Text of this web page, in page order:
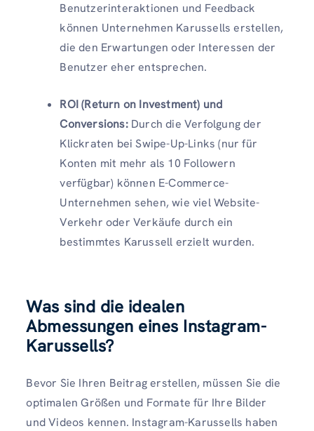
Benutzerinteraktionen und Feedback
können Unternehmen Karussells erstellen,
die den Erwartungen oder Interessen der
Benutzer eher entsprechen.
ROI (Return on Investment) und
Conversions: Durch die Verfolgung der
Klickraten bei Swipe-Up-Links (nur für
Konten mit mehr als 10 Followern
verfügbar) können E-Commerce-
Unternehmen sehen, wie viel Website-
Verkehr oder Verkäufe durch ein
bestimmtes Karussell erzielt wurden.
Was sind die idealen
Abmessungen eines Instagram-
Karussells?
Bevor Sie Ihren Beitrag erstellen, müssen Sie die
optimalen Größen und Formate für Ihre Bilder
und Videos kennen. Instagram-Karussells haben